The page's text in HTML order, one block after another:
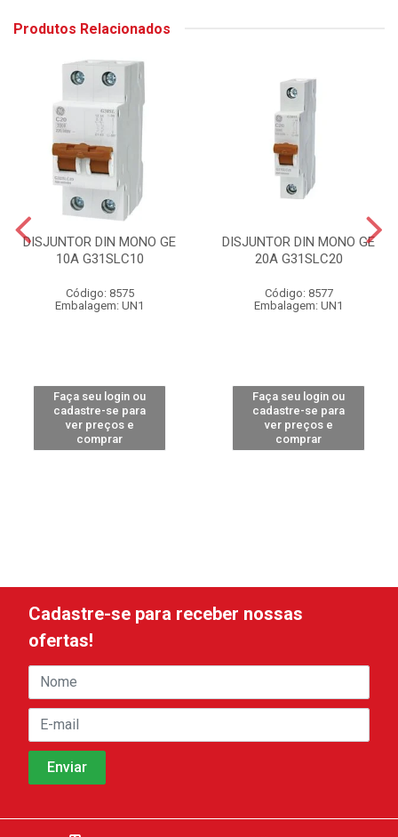
Produtos Relacionados
DISJUNTOR DIN MONO GE
10A G31SLC10
Código: 8575
Embalagem: UN1
Faça seu login ou
cadastre-se para
ver preços e
comprar
DISJUNTOR DIN MONO GE
20A G31SLC20
Código: 8577
Embalagem: UN1
Faça seu login ou
cadastre-se para
ver preços e
comprar
Cadastre-se para receber nossas
ofertas!